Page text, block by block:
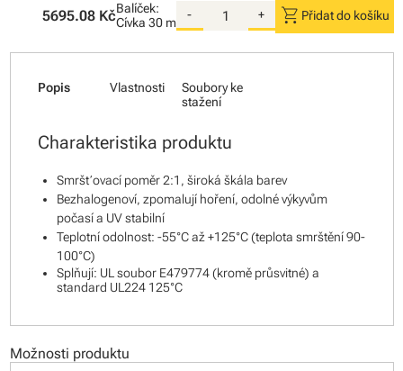
5695.08 KčBalíček:
Cívka 30 m
- + shopping_cart Přidat do košíku
Popis Vlastnosti
Soubory ke
stažení
Charakteristika produktu
Smršťovací poměr 2:1, široká škála barev
Bezhalogenoví, zpomalují hoření, odolné výkyvům
počasí a UV stabilní
Teplotní odolnost: -55°C až +125°C (teplota smrštění 90-
100°C)
Splňují: UL soubor E479774 (kromě průsvitné) a
standard UL224 125°C
Možnosti produktu